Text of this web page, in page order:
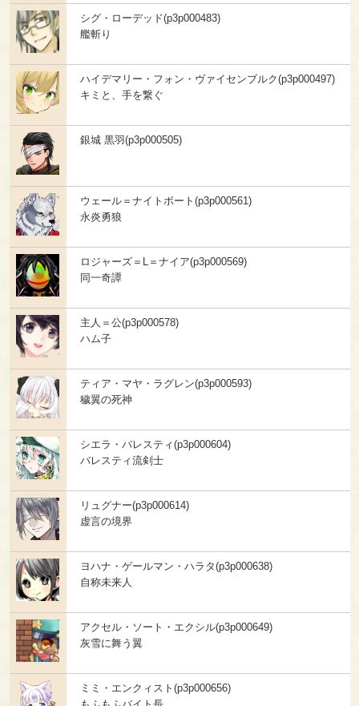
シグ・ローデッド(p3p000483)
艦斬り
ハイデマリー・フォン・ヴァイセンブルク(p3p000497)
キミと、手を繋ぐ
銀城 黒羽(p3p000505)
ウェール＝ナイトボート(p3p000561)
永炎勇狼
ロジャーズ＝L＝ナイア(p3p000569)
同一奇譚
主人＝公(p3p000578)
ハム子
ティア・マヤ・ラグレン(p3p000593)
穢翼の死神
シエラ・バレスティ(p3p000604)
バレスティ流剣士
リュグナー(p3p000614)
虚言の境界
ヨハナ・ゲールマン・ハラタ(p3p000638)
自称未来人
アクセル・ソート・エクシル(p3p000649)
灰雪に舞う翼
ミミ・エンクィスト(p3p000656)